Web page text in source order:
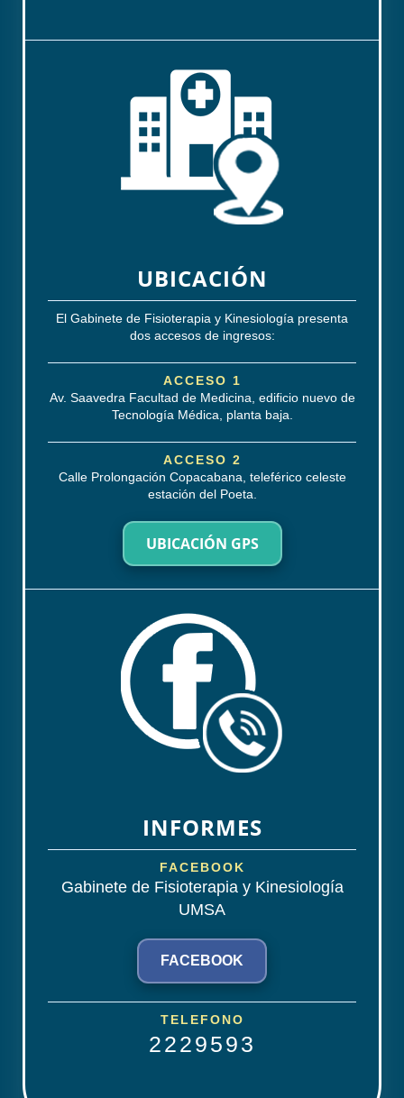
UBICACIÓN
El Gabinete de Fisioterapia y Kinesiología presenta
dos accesos de ingresos:
ACCESO 1
Av. Saavedra Facultad de Medicina, edificio nuevo de
Tecnología Médica, planta baja.
ACCESO 2
Calle Prolongación Copacabana, teleférico celeste
estación del Poeta.
UBICACIÓN GPS
INFORMES
FACEBOOK
Gabinete de Fisioterapia y Kinesiología
UMSA
FACEBOOK
TELEFONO
2229593